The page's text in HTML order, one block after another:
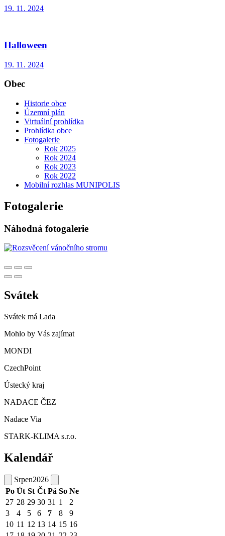
19. 11. 2024
Halloween
19. 11. 2024
Obec
Historie obce
Územní plán
Virtuální prohlídka
Prohlídka obce
Fotogalerie
Rok 2025
Rok 2024
Rok 2023
Rok 2022
Mobilní rozhlas MUNIPOLIS
Fotogalerie
Náhodná fotogalerie
Svátek
Svátek má Lada
Mohlo by Vás zajímat
MONDI
CzechPoint
Ústecký kraj
NADACE ČEZ
Nadace Via
STARK-KLIMA s.r.o.
Kalendář
Srpen2026
Po Út St Čt Pá So Ne
27 28 29 30 31 1
2
3
4 5 6 7 8
9
10 11 12 13 14 15 16